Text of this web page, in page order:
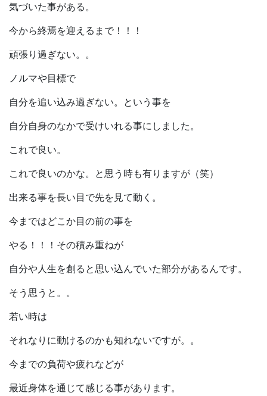
気づいた事がある。
今から終焉を迎えるまで！！！
頑張り過ぎない。。
ノルマや目標で
自分を追い込み過ぎない。という事を
自分自身のなかで受けいれる事にしました。
これで良い。
これで良いのかな。と思う時も有りますが（笑）
出来る事を長い目で先を見て動く。
今まではどこか目の前の事を
やる！！！その積み重ねが
自分や人生を創ると思い込んでいた部分があるんです。
そう思うと。。
若い時は
それなりに動けるのかも知れないですが。。
今までの負荷や疲れなどが
最近身体を通じて感じる事があります。